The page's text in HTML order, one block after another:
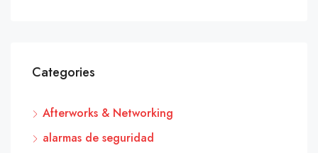
Categories
Afterworks & Networking
alarmas de seguridad